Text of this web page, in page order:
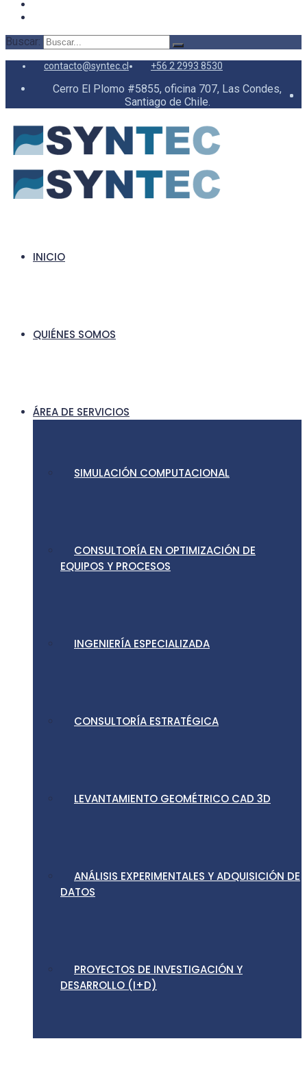
Buscar:
contacto@syntec.cl +56 2 2993 8530
Cerro El Plomo #5855, oficina 707, Las Condes,
Santiago de Chile.
INICIO
QUIÉNES SOMOS
ÁREA DE SERVICIOS
SIMULACIÓN COMPUTACIONAL
CONSULTORÍA EN OPTIMIZACIÓN DE
EQUIPOS Y PROCESOS
INGENIERÍA ESPECIALIZADA
CONSULTORÍA ESTRATÉGICA
LEVANTAMIENTO GEOMÉTRICO CAD 3D
ANÁLISIS EXPERIMENTALES Y ADQUISICIÓN DE
DATOS
PROYECTOS DE INVESTIGACIÓN Y
DESARROLLO (I+D)